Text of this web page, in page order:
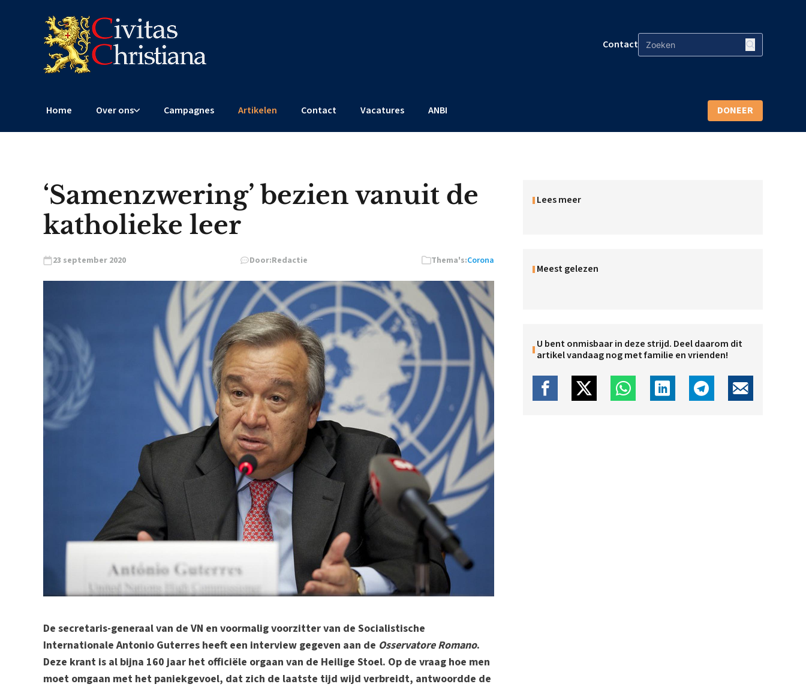
Contact
Home Over ons Campagnes Artikelen Contact Vacatures ANBI DONEER
‘Samenzwering’ bezien vanuit de
katholieke leer
23 september 2020 Door:Redactie Thema's:Corona
De secretaris-generaal van de VN en voormalig voorzitter van de Socialistische
Internationale Antonio Guterres heeft een interview gegeven aan de Osservatore Romano.
Deze krant is al bijna 160 jaar het officiële orgaan van de Heilige Stoel. Op de vraag hoe men
moet omgaan met het paniekgevoel, dat zich de laatste tijd wijd verbreidt, antwoordde de
Lees meer
Meest gelezen
U bent onmisbaar in deze strijd. Deel daarom dit
artikel vandaag nog met familie en vrienden!